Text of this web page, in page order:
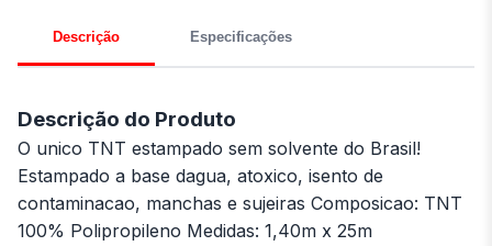
Descrição Especificações
Descrição do Produto
O unico TNT estampado sem solvente do Brasil!
Estampado a base dagua, atoxico, isento de
contaminacao, manchas e sujeiras Composicao: TNT
100% Polipropileno Medidas: 1,40m x 25m